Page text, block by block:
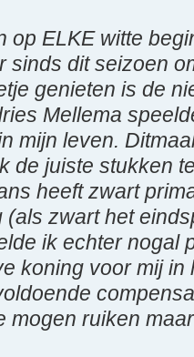
op ELKE witte
sinds dit seizoen
genieten is de
Mellema
mijn leven.
de juiste stukken
heeft zwart
zwart het
ik echter nogal
koning voor mij in
mogen ruiken